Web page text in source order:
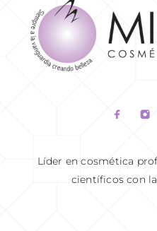
Líder en cosmética
científicos con